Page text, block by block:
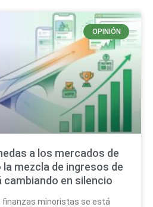
OPINIÓN
a los mercados de
mezcla de ingresos de
cambiando en silencio
finanzas minoristas se está